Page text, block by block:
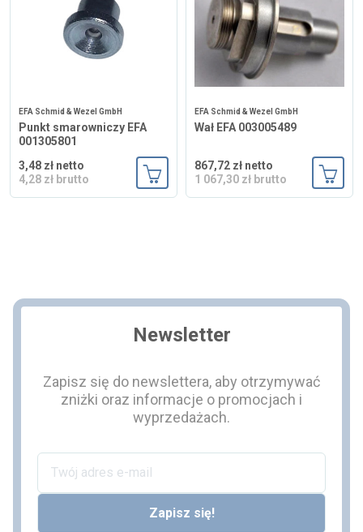
EFA Schmid & Wezel GmbH
Punkt smarowniczy EFA
001305801
3,48 zł netto
4,28 zł brutto
Dodaj do koszyka
EFA Schmid & Wezel GmbH
Wał EFA 003005489
867,72 zł netto
1 067,30 zł brutto
Newsletter
Zapisz się do newslettera, aby otrzymywać
zniżki oraz informacje o promocjach i
wyprzedażach.